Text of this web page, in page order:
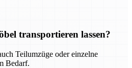
transportieren lassen?
Teilumzüge oder einzelne
Bedarf.